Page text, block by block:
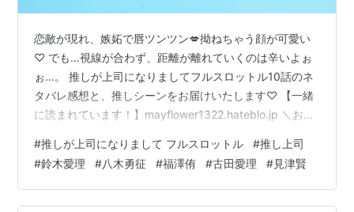
恋敵が現れ、嫉妬で唇ツンツン💋拗ねちゃう顔が可愛い
♡ でも…視線が合わず、距離が離れていくのは辛いよぉ
ぉ…。 推しが上司になりましてフルスロットル10話のネ
タバレ感想と、推しシーンをお届けいたします♡ 【一緒
に読まれています！】mayflower1322.hateblo.jp ＼お仕
エイト広告を掲載しています。 ※ ｷｭﾝ❤︎ﾄﾞﾗﾏの過去作品
は、下のカテゴリーから楽しめます(๑˃̵ᴗ˂̵) 推しが上司に
なりまして10話あらすじ 10話の推しシーン／感想 「運
命かな？」 たまたま、ね♡ 生姜焼きカップル発見♡ 嫉
#推しが上司になりまして フルスロットル #推し上司
#鈴木愛理 #八木勇征 #福澤侑 #古田愛理 #見津賢